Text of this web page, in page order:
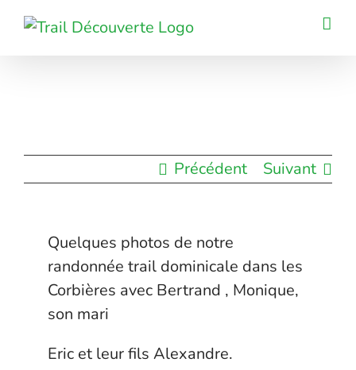
Passer
Précédent Suivant
Quelques photos de notre
randonnée trail dominicale dans les
Corbières avec Bertrand , Monique,
son mari
Eric et leur fils Alexandre.